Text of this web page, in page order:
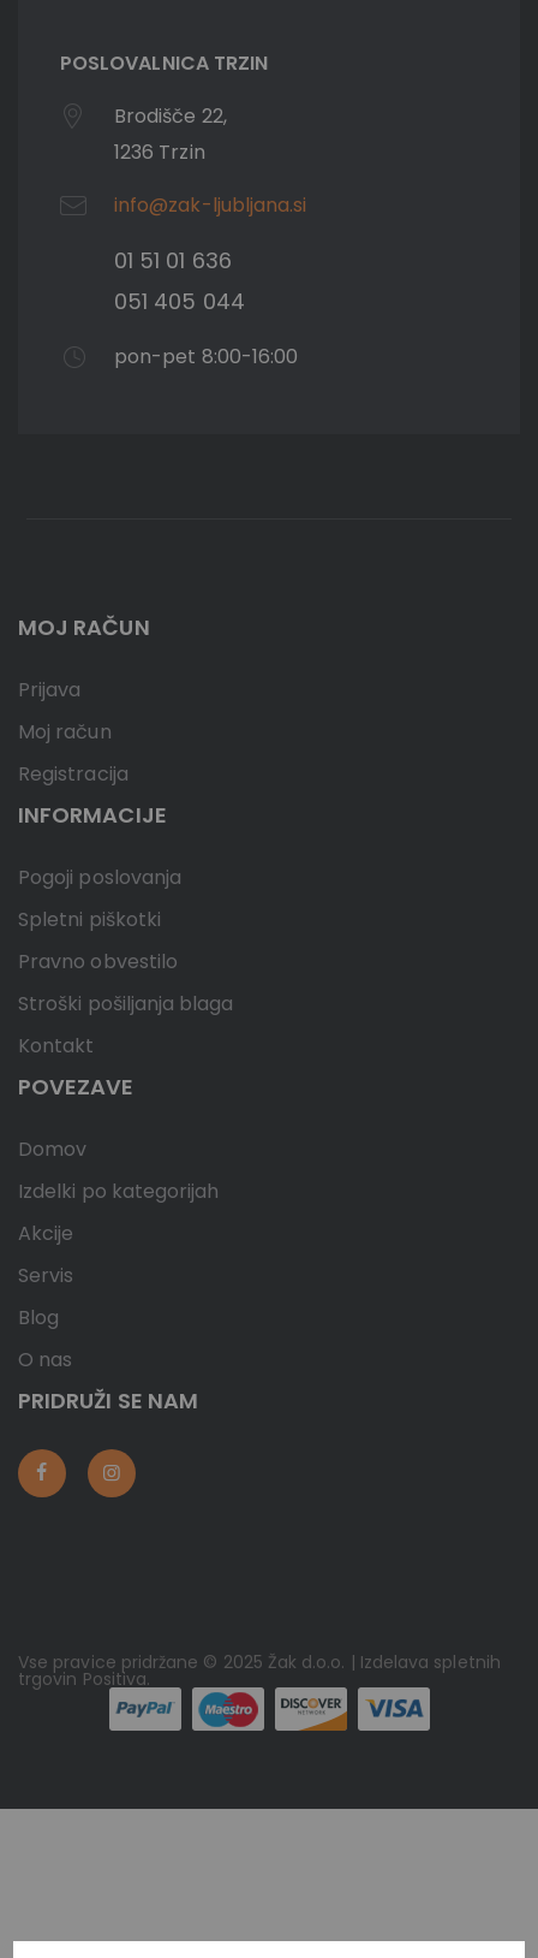
POSLOVALNICA TRZIN
Brodišče 22,
1236 Trzin
info@zak-ljubljana.si
01 51 01 636
051 405 044
pon-pet 8:00-16:00
MOJ RAČUN
Prijava
Moj račun
Registracija
INFORMACIJE
Pogoji poslovanja
Spletni piškotki
Pravno obvestilo
Stroški pošiljanja blaga
Kontakt
POVEZAVE
Domov
Izdelki po kategorijah
Akcije
Servis
Blog
O nas
PRIDRUŽI SE NAM
Vse pravice pridržane © 2025 Žak d.o.o. | Izdelava spletnih
trgovin Positiva.